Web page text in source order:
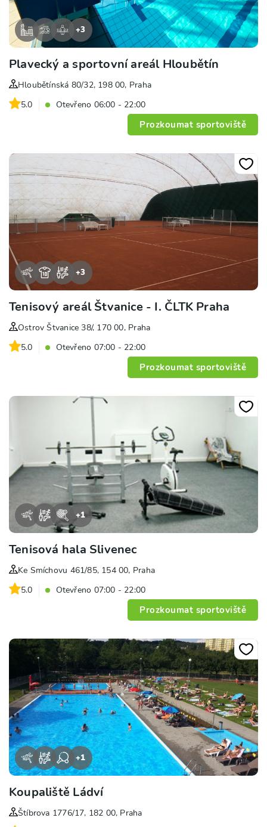
+3
Plavecký a sportovní areál Hloubětín
Hloubětínská 80/32, 198 00, Praha
5.0
Otevřeno 06:00 - 22:00
Prozkoumat sportoviště
+3
Tenisový areál Štvanice - I. ČLTK Praha
Ostrov Štvanice 38/, 170 00, Praha
5.0
Otevřeno 07:00 - 22:00
Prozkoumat sportoviště
+1
Tenisová hala Slivenec
Ke Smíchovu 461/85, 154 00, Praha
5.0
Otevřeno 07:00 - 22:00
Prozkoumat sportoviště
+1
Koupaliště Ládví
Štíbrova 1776/17, 182 00, Praha